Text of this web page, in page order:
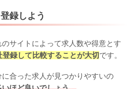
録しよう
サイトによって求人数や得意とす
登録して比較することが大切です。
合った求人が見つかりやすいの